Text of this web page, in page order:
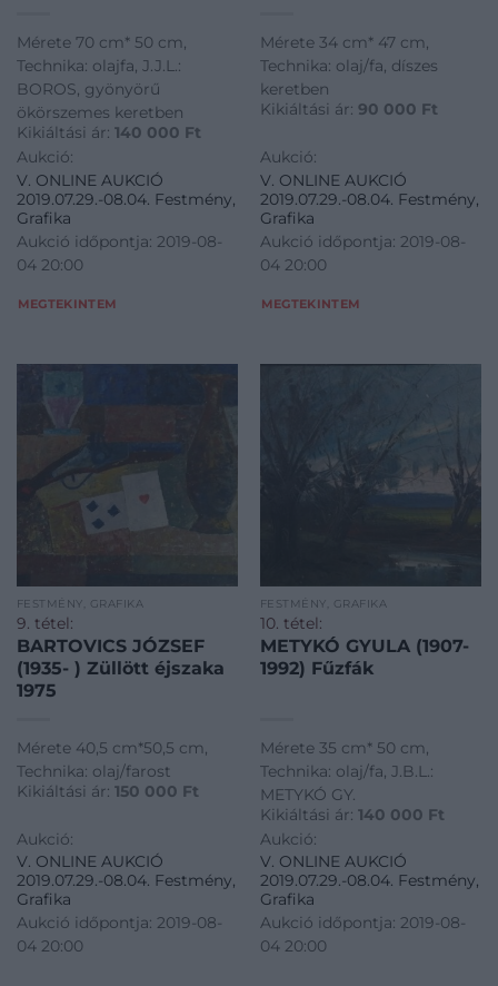
Mérete 70 cm* 50 cm,
Technika: olajfa, J.J.L.:
BOROS, gyönyörű
ökörszemes keretben
Kikiáltási ár: 140 000 Ft
Aukció:
V. ONLINE AUKCIÓ
2019.07.29.-08.04. Festmény,
Grafika
Aukció időpontja: 2019-08-
04 20:00
MEGTEKINTEM
Mérete 34 cm* 47 cm,
Technika: olaj/fa, díszes
keretben
Kikiáltási ár: 90 000 Ft
Aukció:
V. ONLINE AUKCIÓ
2019.07.29.-08.04. Festmény,
Grafika
Aukció időpontja: 2019-08-
04 20:00
MEGTEKINTEM
FESTMÉNY, GRAFIKA
9. tétel:
BARTOVICS JÓZSEF
(1935- ) Züllött éjszaka
1975
Mérete 40,5 cm*50,5 cm,
Technika: olaj/farost
Kikiáltási ár: 150 000 Ft
Aukció:
V. ONLINE AUKCIÓ
2019.07.29.-08.04. Festmény,
Grafika
Aukció időpontja: 2019-08-
04 20:00
FESTMÉNY, GRAFIKA
10. tétel:
METYKÓ GYULA (1907-
1992) Fűzfák
Mérete 35 cm* 50 cm,
Technika: olaj/fa, J.B.L.:
METYKÓ GY.
Kikiáltási ár: 140 000 Ft
Aukció:
V. ONLINE AUKCIÓ
2019.07.29.-08.04. Festmény,
Grafika
Aukció időpontja: 2019-08-
04 20:00